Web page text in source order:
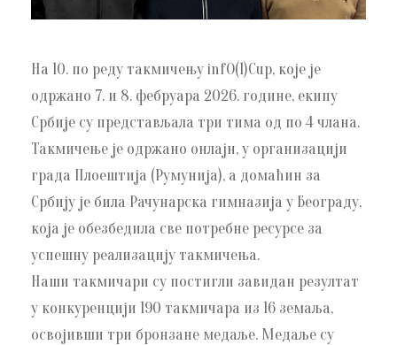
На 10. по реду такмичењу infO(1)Cup, које је
одржано 7. и 8. фебруара 2026. године, екипу
Србије су представљала три тима од по 4 члана.
Такмичење је одржано онлајн, у организацији
града Плоештија (Румунија), а домаћин за
Србију је била Рачунарска гимназија у Београду,
која је обезбедила све потребне ресурсе за
успешну реализацију такмичења.
Наши такмичари су постигли завидан резултат
у конкуренцији 190 такмичара из 16 земаља,
освојивши три бронзане медаље. Медаље су